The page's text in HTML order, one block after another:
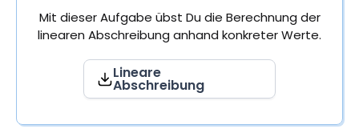
Mit dieser Aufgabe übst Du die Berechnung der
linearen Abschreibung anhand konkreter Werte.
Lineare
Abschreibung